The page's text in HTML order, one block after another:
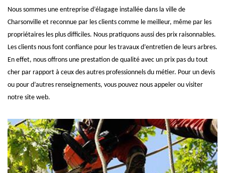
Nous sommes une entreprise d’élagage installée dans la ville de
Charsonville et reconnue par les clients comme le meilleur, même par les
propriétaires les plus difficiles. Nous pratiquons aussi des prix raisonnables.
Les clients nous font confiance pour les travaux d’entretien de leurs arbres.
En effet, nous offrons une prestation de qualité avec un prix pas du tout
cher par rapport à ceux des autres professionnels du métier. Pour un devis
ou pour d’autres renseignements, vous pouvez nous appeler ou visiter
notre site web.